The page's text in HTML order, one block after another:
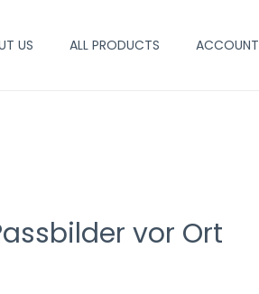
US ALL PRODUCTS ACCOUNT
vor Ort